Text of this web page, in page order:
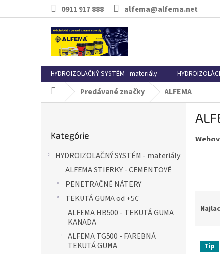
0911 917 888 alfema@alfema.net
HYDROIZOLAČNÝ SYSTÉM - materiály
DomovPredávané značky ALFEMA
kategórie
Kategórie
HYDROIZOLAČNÝ SYSTÉM - materiály
ALFEMA STIERKY - CEMENTOVÉ
PENETRAČNÉ NÁTERY
TEKUTÁ GUMA od +5C
ALFEMA HB500 - TEKUTÁ GUMA
KANADA
ALFEMA TG500 - FAREBNÁ
TEKUTÁ GUMA
nV Tip